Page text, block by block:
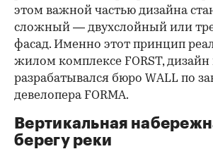
этом важной частью дизайна
сложный — двухслойный или
фасад. Именно этот принцип
жилом комплексе FORST, дизайн
разрабатывался бюро WALL по
девелопера FORMA.
Вертикальная
берегу реки